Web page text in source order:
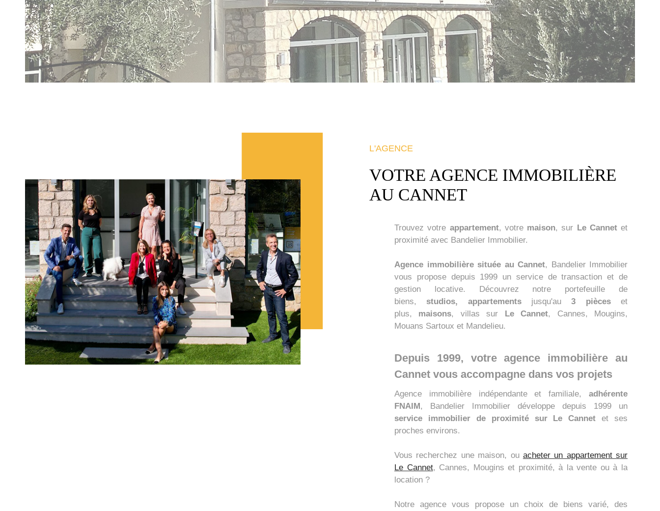
L'AGENCE
VOTRE AGENCE IMMOBILIÈRE
AU CANNET
Trouvez votre appartement, votre maison, sur Le Cannetet
proximité avec Bandelier Immobilier.
Agence immobilière située au Cannet, Bandelier Immobilier
vous propose depuis 1999 un service de transaction et de
gestion locative. Découvrez notre portefeuille de
biens, studios, appartements jusqu'au3 pièceset
plus, maisons, villas sur Le Cannet, Cannes, Mougins,
Mouans Sartoux et Mandelieu.
Depuis 1999, votre agence immobilière au
Cannet vous accompagne dans vos projets
Agence immobilière indépendante et familiale, adhérente
FNAIM, Bandelier Immobilier développe depuis 1999 un
service immobilier de proximité sur Le Cannet et ses
proches environs.
Vous recherchez une maison, ou acheter un appartement sur
Le Cannet, Cannes, Mougins et proximité, à la vente ou à la
location ?
Notre agence vous propose un choix de biens varié, des